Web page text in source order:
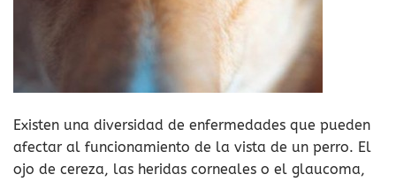
Existen una diversidad de enfermedades que pueden
afectar al funcionamiento de la vista de un perro. El
ojo de cereza, las heridas corneales o el glaucoma,